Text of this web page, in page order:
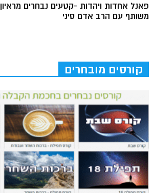
פאנל אחדות ויהדות -קטעים נבחרים מראיון
משותף עם הרב אדם סיני
קורסים מובחרים